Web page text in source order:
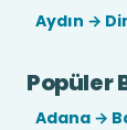
Aydın →
Popüler
Adana →